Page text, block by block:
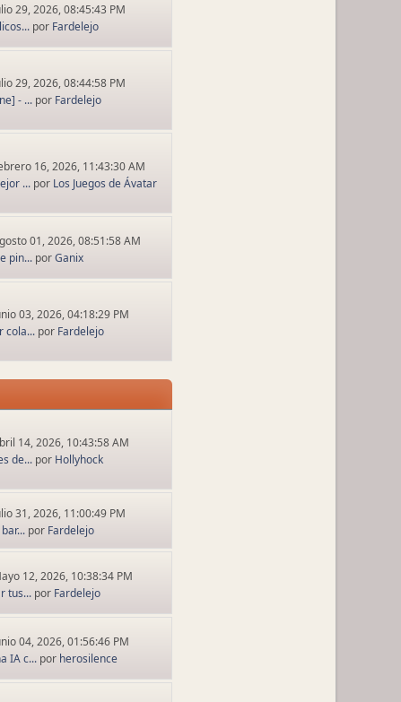
29, 2026, 08:45:43 PM
por Fardelejo
29, 2026, 08:44:58 PM
- ... por Fardelejo
16, 2026, 11:43:30 AM
... por Los Juegos de Ávatar
01, 2026, 08:51:58 AM
pin... porGanix
03, 2026, 04:18:29 PM
cola... por Fardelejo
14, 2026, 10:43:58 AM
de... por Hollyhock
31, 2026, 11:00:49 PM
por Fardelejo
12, 2026, 10:38:34 PM
tus... por Fardelejo
04, 2026, 01:56:46 PM
IA c... por herosilence